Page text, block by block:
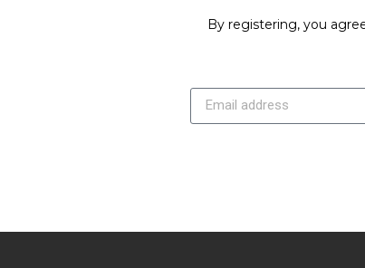
By registering, you